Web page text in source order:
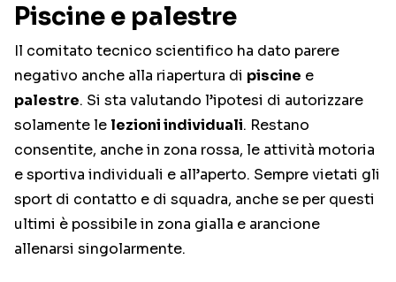
Piscine e palestre
Il comitato tecnico scientifico ha dato parere
negativo anche alla riapertura di piscine e
palestre. Si sta valutando l’ipotesi di autorizzare
solamente le lezioni individuali. Restano
consentite, anche in zona rossa, le attività motoria
e sportiva individuali e all’aperto. Sempre vietati gli
sport di contatto e di squadra, anche se per questi
ultimi è possibile in zona gialla e arancione
allenarsi singolarmente.